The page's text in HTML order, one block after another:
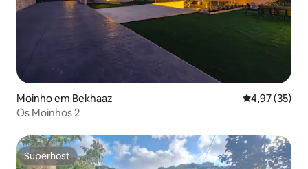
Moinho em Bekhaaz Classificação
4,97 (35)
Os Moinhos 2
Superhost
Superhost